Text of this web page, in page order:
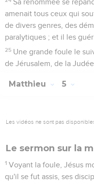
Sa renommée se
amenait tous ceux qui
de divers genres, des
paralytiques ; et il les
25 Une grande foule le
de Jérusalem, de la
Matthieu 5
Les vidéos ne sont pas
Le sermon sur la
1 Voyant la foule, Jésus
qu'il se fut assis, ses